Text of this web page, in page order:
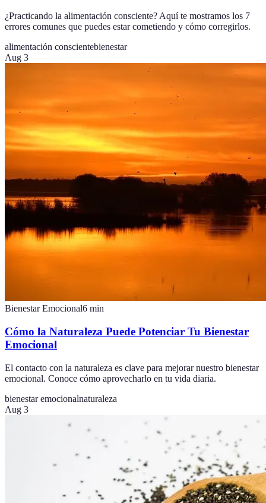
¿Practicando la alimentación consciente? Aquí te mostramos los 7
errores comunes que puedes estar cometiendo y cómo corregirlos.
alimentación conscientebienestar
Aug 3
Bienestar Emocional6 min
Cómo la Naturaleza Puede Potenciar Tu Bienestar
Emocional
El contacto con la naturaleza es clave para mejorar nuestro bienestar
emocional. Conoce cómo aprovecharlo en tu vida diaria.
bienestar emocionalnaturaleza
Aug 3